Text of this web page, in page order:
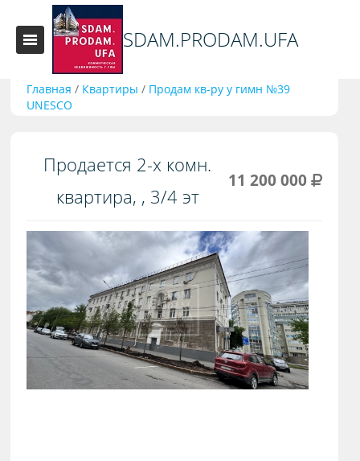
SDAM.PRODAM.UFA
Главная / Квартиры / Продам кв-ру у гимн №39
UNESCO
Продается 2-х комн.
квартира, , 3/4 эт
11 200 000